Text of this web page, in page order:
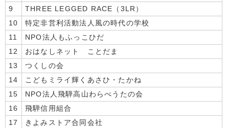
9
THREE LEGGED RACE（3LR）
10
特定非営利活動法人風の時代の学校
11
NPO法人もふっこひだ
12
おはなしネット ことだま
13
つくしの会
14
こどもミライ輝くあさひ・たかね
15
NPO法人飛騨高山わらべうたの会
16
飛騨信用組合
17
きよみストア合同会社